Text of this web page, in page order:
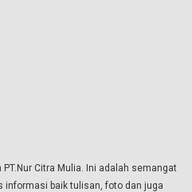
Citra Mulia. Ini adalah semangat
informasi baik tulisan, foto dan juga